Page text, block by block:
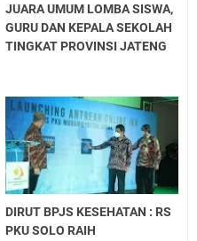
JUARA UMUM LOMBA SISWA,
GURU DAN KEPALA SEKOLAH
TINGKAT PROVINSI JATENG
DIRUT BPJS KESEHATAN : RS
PKU SOLO RAIH